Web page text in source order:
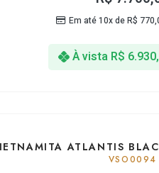
Em até 10x deR$
À vista R$
ATLANTIS
VSO0094